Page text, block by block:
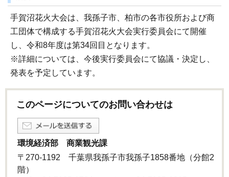
手賀沼花火大会は、我孫子市、柏市の各市役所および商
工団体で構成する手賀沼花火大会実行委員会にて開催
し、令和8年度は第34回目となります。
※詳細については、今後実行委員会にて協議・決定し、
発表を予定しています。
このページについてのお問い合わせは
環境経済部 商業観光課
〒270-1192 千葉県我孫子市我孫子1858番地（分館2
階）